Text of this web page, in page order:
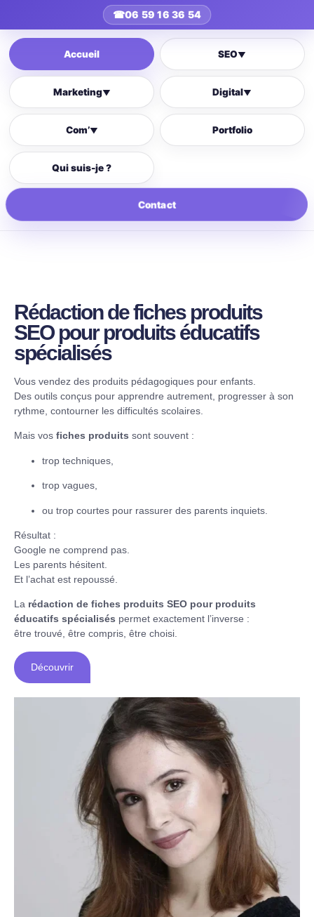
☎06 59 16 36 54
Accueil SEO▼
Marketing▼ Digital▼
Com’▼ Portfolio
Qui suis-je ?
Contact
Rédaction de fiches produits
SEO pour produits éducatifs
spécialisés
Vous vendez des produits pédagogiques pour enfants.
Des outils conçus pour apprendre autrement, progresser à son
rythme, contourner les difficultés scolaires.
Mais vos fiches produits sont souvent :
trop techniques,
trop vagues,
ou trop courtes pour rassurer des parents inquiets.
Résultat :
Google ne comprend pas.
Les parents hésitent.
Et l’achat est repoussé.
La rédaction de fiches produits SEO pour produits
éducatifs spécialisés permet exactement l’inverse :
être trouvé, être compris, être choisi.
Découvrir